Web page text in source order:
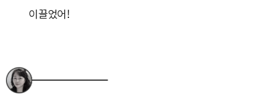
이끌었어!